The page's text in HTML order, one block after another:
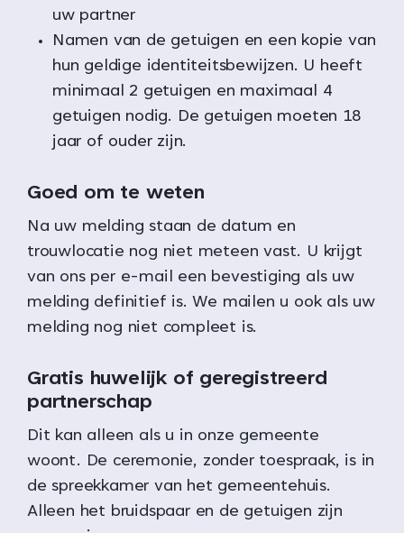
uw partner
Namen van de getuigen en een kopie van
hun geldige identiteitsbewijzen. U heeft
minimaal 2 getuigen en maximaal 4
getuigen nodig. De getuigen moeten 18
jaar of ouder zijn.
Goed om te weten
Na uw melding staan de datum en
trouwlocatie nog niet meteen vast. U krijgt
van ons per e-mail een bevestiging als uw
melding definitief is. We mailen u ook als uw
melding nog niet compleet is.
Gratis huwelijk of geregistreerd
partnerschap
Dit kan alleen als u in onze gemeente
woont. De ceremonie, zonder toespraak, is in
de spreekkamer van het gemeentehuis.
Alleen het bruidspaar en de getuigen zijn